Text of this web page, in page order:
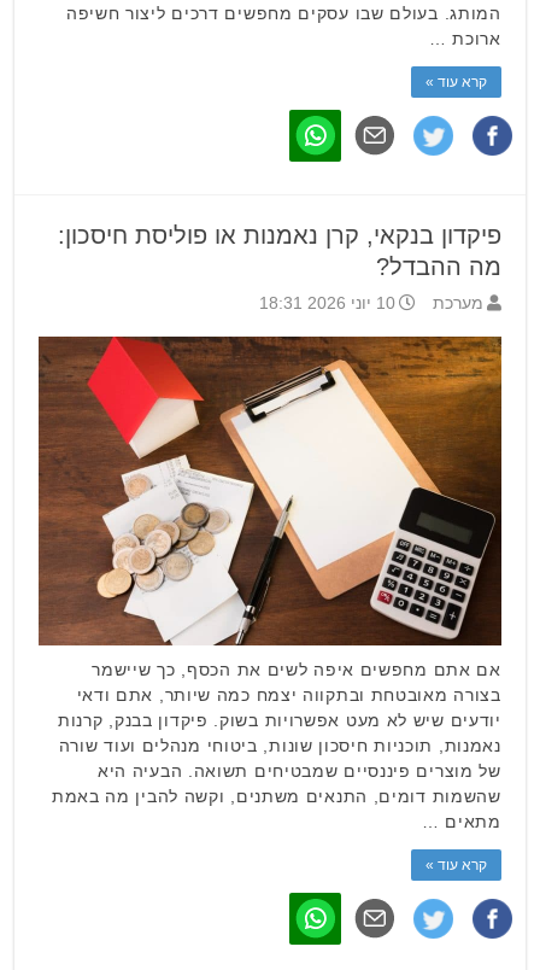
המותג. בעולם שבו עסקים מחפשים דרכים ליצור חשיפה
ארוכת …
קרא עוד »
פיקדון בנקאי, קרן נאמנות או פוליסת חיסכון:
מה ההבדל?
מערכת 10 יוני 2026 18:31
אם אתם מחפשים איפה לשים את הכסף, כך שיישמר
בצורה מאובטחת ובתקווה יצמח כמה שיותר, אתם ודאי
יודעים שיש לא מעט אפשרויות בשוק. פיקדון בבנק, קרנות
נאמנות, תוכניות חיסכון שונות, ביטוחי מנהלים ועוד שורה
של מוצרים פיננסיים שמבטיחים תשואה. הבעיה היא
שהשמות דומים, התנאים משתנים, וקשה להבין מה באמת
מתאים …
קרא עוד »